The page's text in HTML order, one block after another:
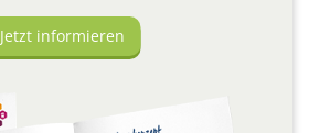
Jetzt informieren